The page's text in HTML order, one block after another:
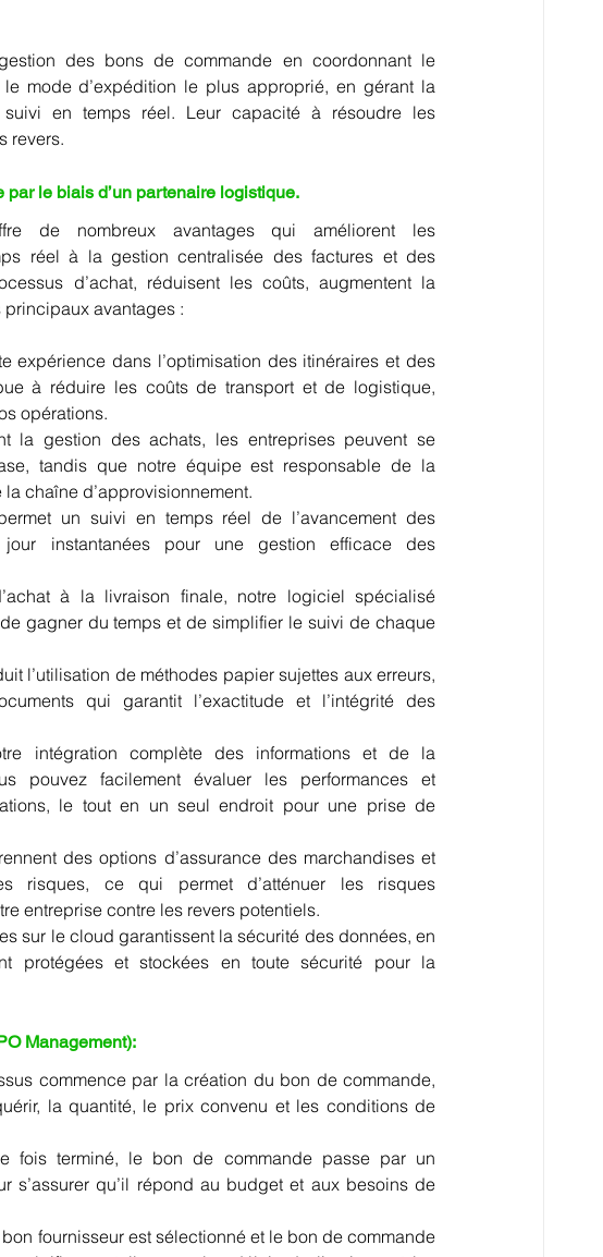
des bons de commande en coordonnant le
mode d’expédition le plus approprié, en gérant la
en temps réel. Leur capacité à résoudre les
revers.
par le biais d’un partenaire logistique.
de nombreux avantages qui améliorent les
réel à la gestion centralisée des factures et des
d’achat, réduisent les coûts, augmentent la
avantages :
expérience dans l’optimisation des itinéraires et des
à réduire les coûts de transport et de logistique,
opérations.
la gestion des achats, les entreprises peuvent se
tandis que notre équipe est responsable de la
la chaîne d’approvisionnement.
un suivi en temps réel de l’avancement des
instantanées pour une gestion efficace des
à la livraison finale, notre logiciel spécialisé
gagner du temps et de simplifier le suivi de chaque
l’utilisation de méthodes papier sujettes aux erreurs,
qui garantit l’exactitude et l’intégrité des
intégration complète des informations et de la
pouvez facilement évaluer les performances et
le tout en un seul endroit pour une prise de
des options d’assurance des marchandises et
risques, ce qui permet d’atténuer les risques
entreprise contre les revers potentiels.
sur le cloud garantissent la sécurité des données, en
protégées et stockées en toute sécurité pour la
Management):
commence par la création du bon de commande,
la quantité, le prix convenu et les conditions de
fois terminé, le bon de commande passe par un
s’assurer qu’il répond au budget et aux besoins de
fournisseur est sélectionné et le bon de commande